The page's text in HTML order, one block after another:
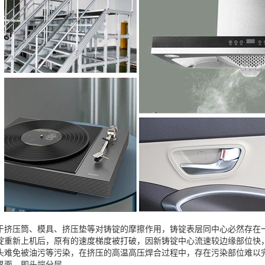
挤压筒、模具、挤压垫等对铸锭的摩擦作用，铸锭表层同中心必然存
重新上机后，原有的速度梯度被打破，因新铸锭中心流速较边缘部位
难免被油污等污染，在挤压的高温高压焊合过程中，存在污染部位难